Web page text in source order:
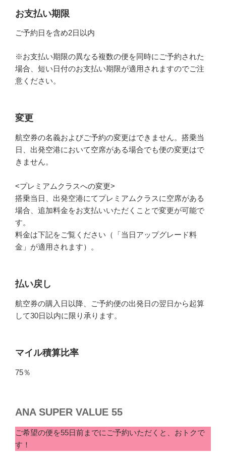
お支払い期限
ご予約日を含め2日以内
※お支払い期限の異なる複数の便を同時にご予約された
場合、短い日付のお支払い期限が適用されますのでご注
意ください。
変更
航空券の名義およびご予約の変更はできません。搭乗当
日、出発空港において空席がある場合でも便の変更はで
きません。
<プレミアムクラスへの変更>
搭乗当日、出発空港にてプレミアムクラスに空席がある
場合、追加料金をお支払いいただくことで変更が可能で
す。
料金は下記をご覧ください（「当日アップグレード料
金」が適用されます）。
払い戻し
航空券の購入日以降、ご予約便の出発日の翌日から起算
して30日以内に限り承ります。
マイル積算比率
75％
ANA SUPER VALUE 55
ご希望の便を55日前までにご予約いただくと、おトクで
す！